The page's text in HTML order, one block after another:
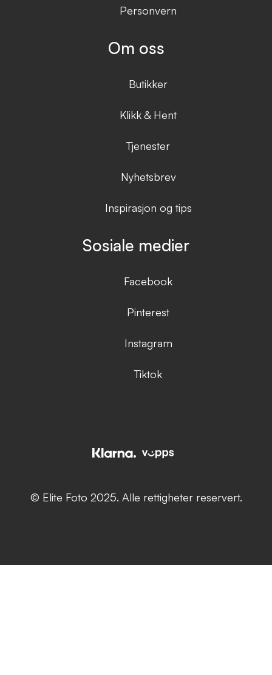
Personvern
Om oss
Butikker
Klikk & Hent
Tjenester
Nyhetsbrev
Inspirasjon og tips
Sosiale medier
Facebook
Pinterest
Instagram
Tiktok
© Elite Foto 2025. Alle rettigheter reservert.